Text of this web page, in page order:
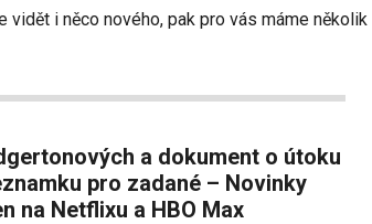
i něco nového, pak pro vás máme několik
pro zadané – Novinky
na Netflixu a HBO Max